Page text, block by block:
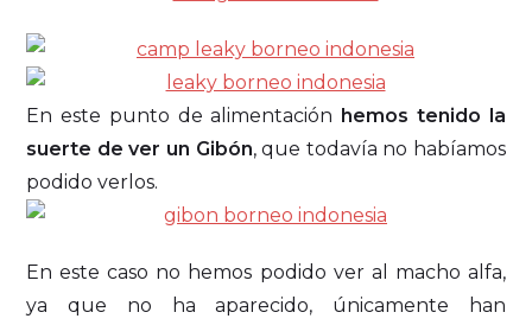
En este punto de alimentación hemos tenido la
suerte de ver un Gibón, que todavía no habíamos
podido verlos.
En este caso no hemos podido ver al macho alfa,
ya que no ha aparecido, únicamente han